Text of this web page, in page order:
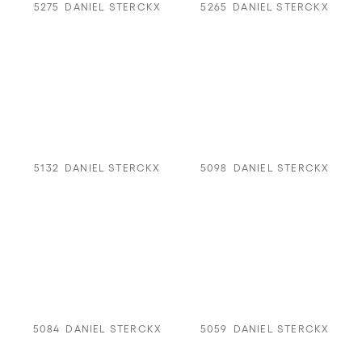
5275 DANIEL STERCKX 5265 DANIEL STERCKX
5132 DANIEL STERCKX 5098 DANIEL STERCKX
5084 DANIEL STERCKX 5059 DANIEL STERCKX